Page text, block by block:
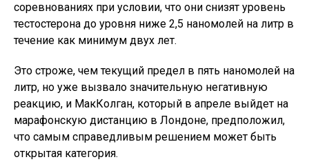
соревнованиях при условии, что они снизят уровень
тестостерона до уровня ниже 2,5 наномолей на литр в
течение как минимум двух лет.
Это строже, чем текущий предел в пять наномолей на
литр, но уже вызвало значительную негативную
реакцию, и МакКолган, который в апреле выйдет на
марафонскую дистанцию ​​в Лондоне, предположил,
что самым справедливым решением может быть
открытая категория.